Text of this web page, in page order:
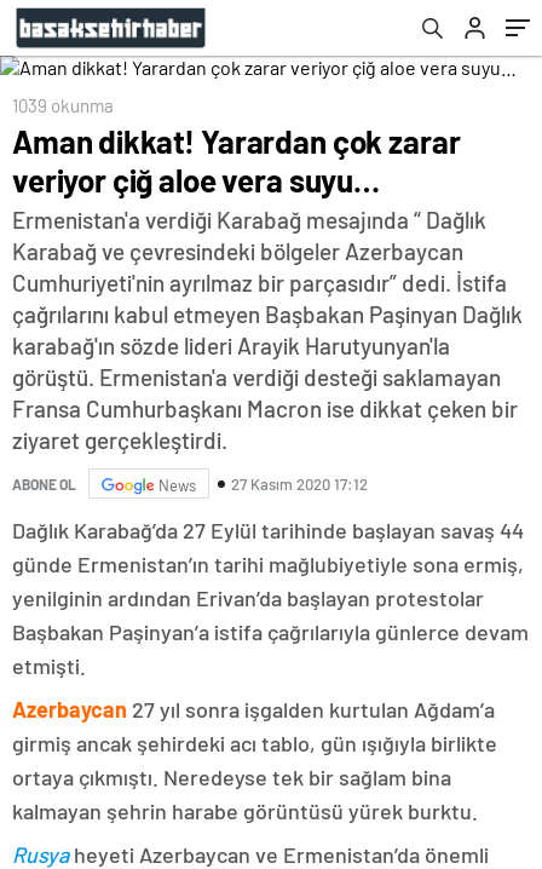
1039 okunma
Aman dikkat! Yarardan çok zarar
veriyor çiğ aloe vera suyu…
Ermenistan'a verdiği Karabağ mesajında “ Dağlık
Karabağ ve çevresindeki bölgeler Azerbaycan
Cumhuriyeti'nin ayrılmaz bir parçasıdır” dedi. İstifa
çağrılarını kabul etmeyen Başbakan Paşinyan Dağlık
karabağ'ın sözde lideri Arayik Harutyunyan'la
görüştü. Ermenistan'a verdiği desteği saklamayan
Fransa Cumhurbaşkanı Macron ise dikkat çeken bir
ziyaret gerçekleştirdi.
ABONE OL News 27 Kasım 2020 17:12
Dağlık Karabağ’da 27 Eylül tarihinde başlayan savaş 44
günde Ermenistan’ın tarihi mağlubiyetiyle sona ermiş,
yenilginin ardından Erivan’da başlayan protestolar
Başbakan Paşinyan’a istifa çağrılarıyla günlerce devam
etmişti.
Azerbaycan 27 yıl sonra işgalden kurtulan Ağdam’a
girmiş ancak şehirdeki acı tablo, gün ışığıyla birlikte
ortaya çıkmıştı. Neredeyse tek bir sağlam bina
kalmayan şehrin harabe görüntüsü yürek burktu.
Rusyaheyeti Azerbaycan ve Ermenistan’da önemli